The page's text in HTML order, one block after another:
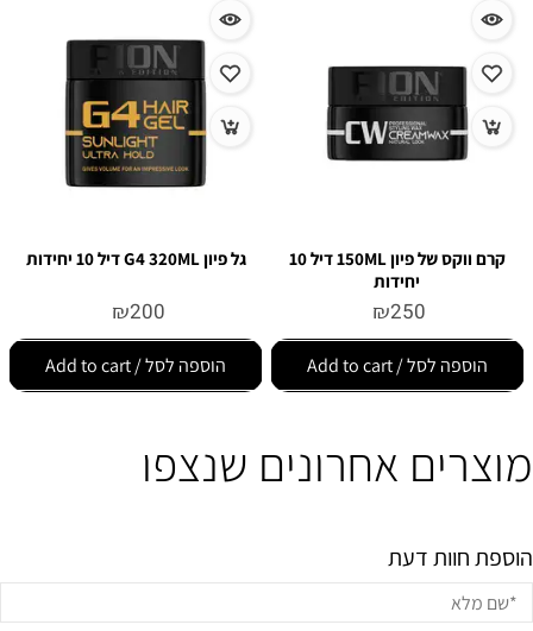
קרם ווקס של פיון 150ML דיל 10
יחידות
₪250
הוספה לסל / Add to cart
גל פיון G4 320ML דיל 10 יחידות
₪200
הוספה לסל / Add to cart
מוצרים אחרונים שנצפו
הוספת חוות דעת